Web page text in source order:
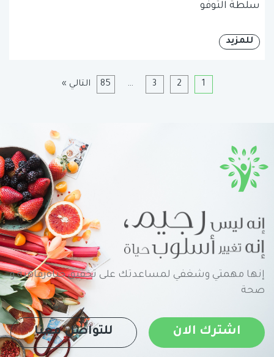
سلطة التوفو
للمزيد
1
2
3
…
85 التالي »
إنها مهمتي وشغفي لمساعدتك على تحقيق حياةرفاهية و
صحة
اشترك الان للتواصل معنا